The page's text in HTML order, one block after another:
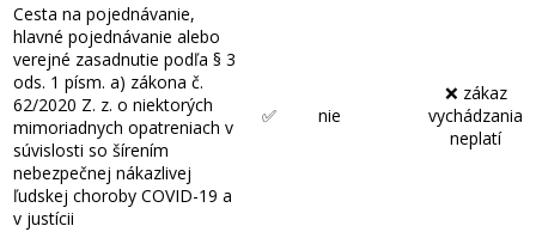
Cesta na pojednávanie,
hlavné pojednávanie alebo
verejné zasadnutie podľa § 3
ods. 1 písm. a) zákona č.
62/2020 Z. z. o niektorých
mimoriadnych opatreniach v
súvislosti so šírením
nebezpečnej nákazlivej
ľudskej choroby COVID-19 a
v justícii
✅ nie
❌ zákaz
vychádzania
neplatí